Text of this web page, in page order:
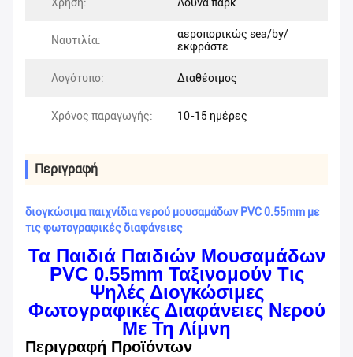
Χρήση: Λούνα παρκ
Ναυτιλία:
αεροπορικώς sea/by/
εκφράστε
Λογότυπο: Διαθέσιμος
Χρόνος παραγωγής: 10-15 ημέρες
Περιγραφή
διογκώσιμα παιχνίδια νερού μουσαμάδων PVC 0.55mm με
τις φωτογραφικές διαφάνειες
Τα Παιδιά Παιδιών Μουσαμάδων
PVC 0.55mm Ταξινομούν Τις
Ψηλές Διογκώσιμες
Φωτογραφικές Διαφάνειες Νερού
Με Τη Λίμνη
Περιγραφή Προϊόντων